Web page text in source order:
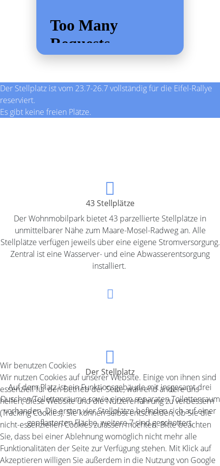
Der Stellplatz ist vom 23.7-26.7 vollständig für die Eifel-Rallye
reserviert.
Es gibt keine freien Plätze.
43 Stellplätze
Der Wohnmobilpark bietet 43 parzellierte Stellplätze in
unmittelbarer Nähe zum Maare-Mosel-Radweg an. Alle
Stellplätze verfügen jeweils über eine eigene Stromversorgung.
Zentral ist eine Wasserver- und eine Abwasserentsorgung
installiert.
Der Stellplatz
Auf dem Platz ist ein Funktionsgebäude mit insgesamt drei
Duschen/Toilettenräume sowie einem separaten Toilettenraum
vorhanden. Die ersten vier Stellplätze befinden sich auf einer
gepflasterten Fläche, weitere 7 sind geschottert.
Wir benutzen Cookies
Wir nutzen Cookies auf unserer Website. Einige von ihnen sind
essenziell für den Betrieb der Seite, während andere uns
helfen, diese Website und die Nutzererfahrung zu verbessern
(Tracking Cookies). Sie können selbst entscheiden, ob Sie die
nicht-essenziellen Cookies zulassen möchten. Bitte beachten
Sie, dass bei einer Ablehnung womöglich nicht mehr alle
Funktionalitäten der Seite zur Verfügung stehen. Mit Klick auf
Akzeptieren willigen Sie außerdem in die Nutzung von Google